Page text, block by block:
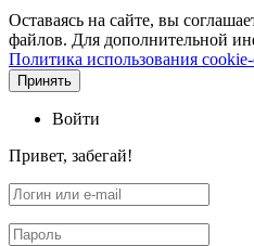
Оставаясь на сайте, вы
файлов. Для дополнительной
Политика использования
Принять
Войти
Привет, забегай!